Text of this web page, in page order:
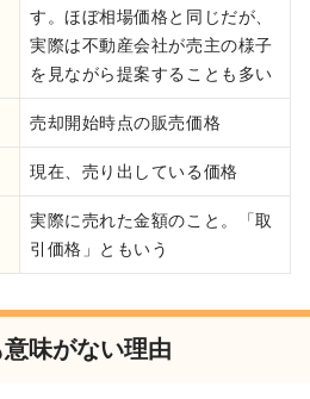
す。ほぼ相場価格と同じだが、
実際は不動産会社が売主の様子
を見ながら提案することも多い
売却開始時点の販売価格
現在、売り出している価格
実際に売れた金額のこと。「取
引価格」ともいう
味がない理由